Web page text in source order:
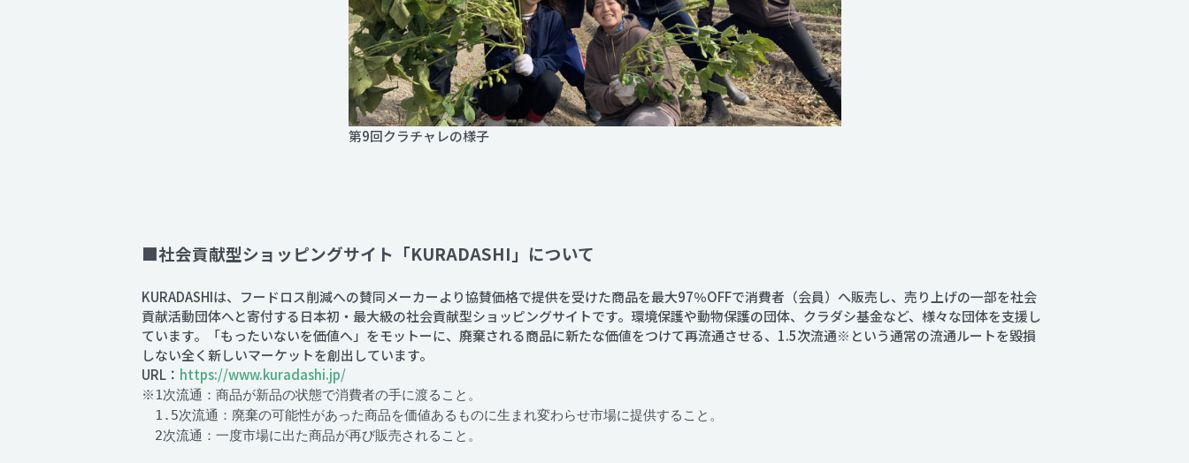
第9回クラチャレの様子
■社会貢献型ショッピングサイト「KURADASHI」について
KURADASHIは、フードロス削減への賛同メーカーより協賛価格で提供を受けた商品を最大97％OFFで消費者（会員）へ販売し、売り上げの一部を社会
貢献活動団体へと寄付する日本初・最大級の社会貢献型ショッピングサイトです。環境保護や動物保護の団体、クラダシ基金など、様々な団体を支援し
ています。「もったいないを価値へ」をモットーに、廃棄される商品に新たな価値をつけて再流通させる、1.5次流通※という通常の流通ルートを毀損
しない全く新しいマーケットを創出しています。
URL： https://www.kuradashi.jp/
※1次流通：商品が新品の状態で消費者の手に渡ること。
1.5次流通：廃棄の可能性があった商品を価値あるものに生まれ変わらせ市場に提供すること。
2次流通：一度市場に出た商品が再び販売されること。